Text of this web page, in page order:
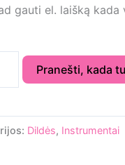
gauti el. laišką kada
Pranešti, kada
Dildės, Instrumentai